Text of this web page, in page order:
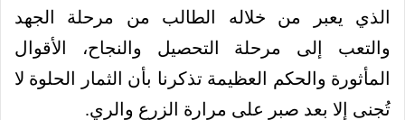
الذي يعبر من خلاله الطالب من مرحلة الجهد
والتعب إلى مرحلة التحصيل والنجاح، الأقوال
المأثورة والحكم العظيمة تذكرنا بأن الثمار الحلوة لا
تُجنى إلا بعد صبر على مرارة الزرع والري.